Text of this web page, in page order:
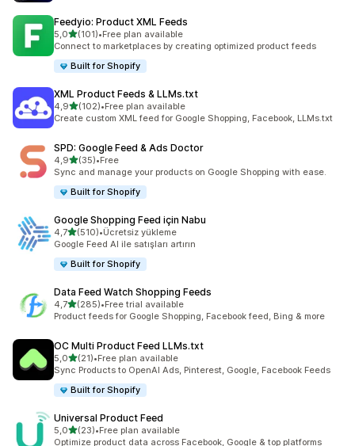
Feedyio: Product XML Feeds
5,05 yıldız üzerinden
(101)
toplam 101 değerlendirme
•Free plan available
Connect to marketplaces by creating optimized product feeds
Built for Shopify
XML Product Feeds & LLMs.txt
4,95 yıldız üzerinden
(102)
toplam 102 değerlendirme
•Free plan available
Create custom XML feed for Google Shopping, Facebook, LLMs.txt
SPD: Google Feed & Ads Doctor
4,95 yıldız üzerinden
(35)
toplam 35 değerlendirme
•Free
Sync and manage your products on Google Shopping with ease.
Built for Shopify
Google Shopping Feed için Nabu
4,75 yıldız üzerinden
(510)
toplam 510 değerlendirme
•Ücretsiz yükleme
Google Feed AI ile satışları artırın
Built for Shopify
Data Feed Watch Shopping Feeds
4,75 yıldız üzerinden
(285)
toplam 285 değerlendirme
•Free trial available
Product feeds for Google Shopping, Facebook feed, Bing & more
OC Multi Product Feed LLMs.txt
5,05 yıldız üzerinden
(21)
toplam 21 değerlendirme
•Free plan available
Sync Products to OpenAI Ads, Pinterest, Google, Facebook Feeds
Built for Shopify
Universal Product Feed
5,05 yıldız üzerinden
(23)
toplam 23 değerlendirme
•Free plan available
Optimize product data across Facebook, Google & top platforms